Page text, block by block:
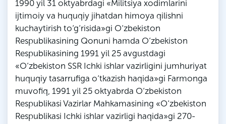
1990 yil 31 oktyabrdagi «Militsiya xodimlarini
ijtimoiy va huquqiy jihatdan himoya qilishni
kuchaytirish to‘g‘risida»gi O‘zbekiston
Respublikasining Qonuni hamda O‘zbekiston
Respublikasining 1991 yil 25 avgustdagi
«O‘zbekiston SSR Ichki ishlar vazirligini jumhuriyat
huquqiy tasarrufiga o‘tkazish haqida»gi Farmonga
muvofiq, 1991 yil 25 oktyabrda O‘zbekiston
Respublikasi Vazirlar Mahkamasining «O‘zbekiston
Respublikasi Ichki ishlar vazirligi haqida»gi 270-